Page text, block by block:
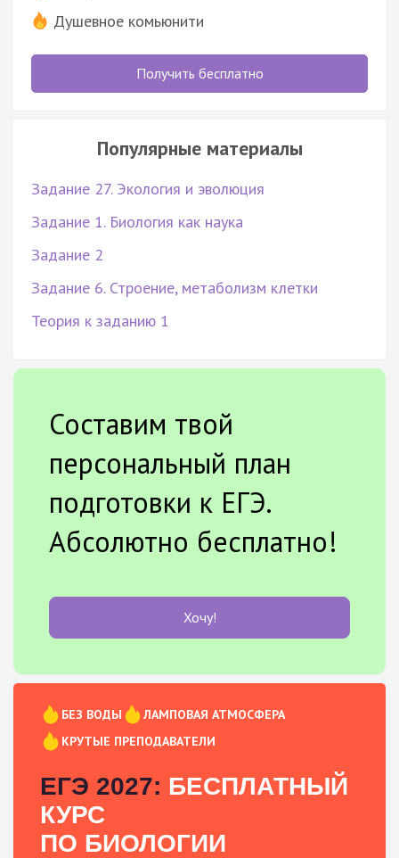
Душевное комьюнити
Получить бесплатно
Популярные материалы
Задание 27. Экология и эволюция
Задание 1. Биология как наука
Задание 2
Задание 6. Строение, метаболизм клетки
Теория к заданию 1
Составим твой
персональный план
подготовки к ЕГЭ.
Абсолютно бесплатно!
Хочу!
БЕЗ ВОДЫ
ЛАМПОВАЯ АТМОСФЕРА
КРУТЫЕ ПРЕПОДАВАТЕЛИ
ЕГЭ 2027: БЕСПЛАТНЫЙ
КУРС
ПО БИОЛОГИИ